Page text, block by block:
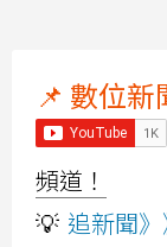
📌 數位新
頻道！
💡 追新聞